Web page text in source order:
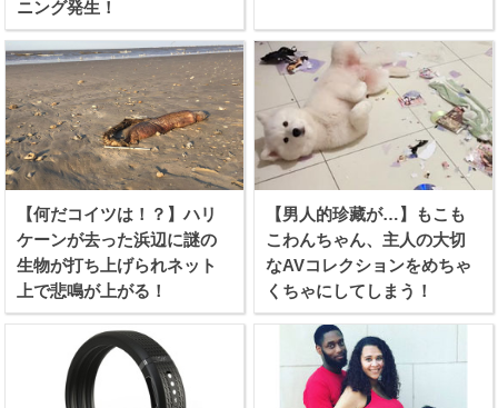
ニング発生！
【何だコイツは！？】ハリ
ケーンが去った浜辺に謎の
生物が打ち上げられネット
上で悲鳴が上がる！
【男人的珍藏が…】もこも
こわんちゃん、主人の大切
なAVコレクションをめちゃ
くちゃにしてしまう！